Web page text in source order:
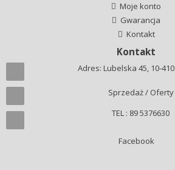
Moje konto
Gwarancja
Kontakt
Kontakt
Adres: Lubelska 45, 10-
Sprzedaż / Oferty
TEL : 89 5376630
Facebook